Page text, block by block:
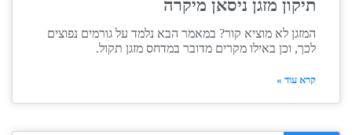
תיקון מזגן ניסאן מיקרה
המזגן לא מוציא קור? במאמר הבא נלמד על גורמים נפוצים
לכך, וכן באילו מקרים מדובר במדחס מזגן תקול.
קרא עוד »